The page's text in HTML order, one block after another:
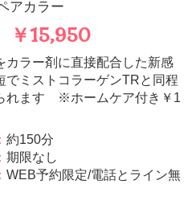
アカラー
￥15,950
カラー剤に直接配合した新感
でミストコラーゲンTRと同程
れます ※ホームケア付き￥1
約150分
期限なし
WEB予約限定/電話とライン無